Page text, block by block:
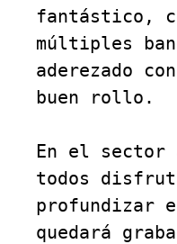
fantástico,
múltiples
aderezado
buen rollo.
En el sector
todos
profundizar
quedará